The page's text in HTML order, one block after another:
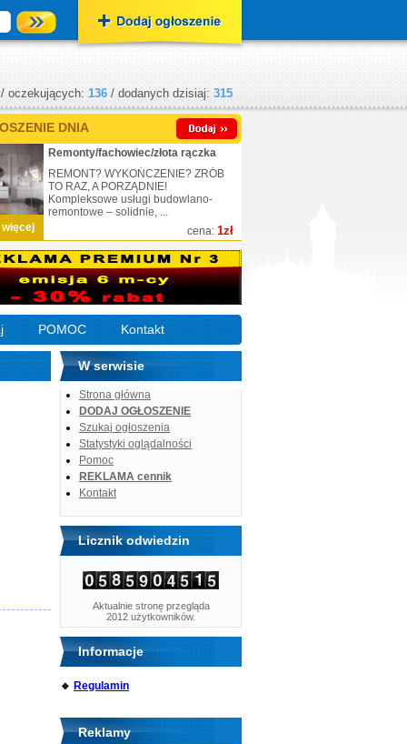
oczekujących: 136 / dodanych dzisiaj: 315
DNIA
więcej cena: 1zł
Remonty/fachowiec/złota rączka
REMONT? WYKOŃCZENIE? ZRÓB
TO RAZ, A PORZĄDNIE!
Kompleksowe usługi budowlano-
remontowe – solidnie, ...
POMOC Kontakt
W serwisie
Strona główna
DODAJ OGŁOSZENIE
Szukaj ogłoszenia
Statystyki oglądalności
Pomoc
REKLAMA cennik
Kontakt
Licznik odwiedzin
Aktualnie stronę przegląda
2012 użytkowników.
Informacje
🔹 Regulamin
Reklamy